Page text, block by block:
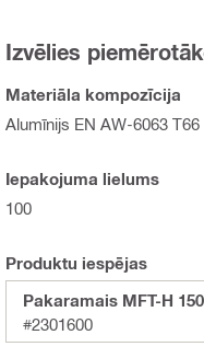
Izvēlies
Materiāla kompozīcija
Alumīnijs EN AW-6063 T66
Iepakojuma lielums
100
Produktu iespējas
Pakaramais MFT-H
#2301600